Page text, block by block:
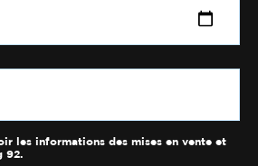
les informations des mises en vente et
92.